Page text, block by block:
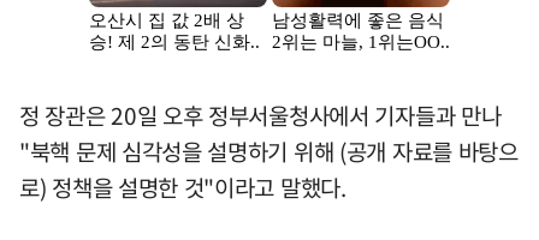
정 장관은 20일 오후 정부서울청사에서 기자들과 만나
"북핵 문제 심각성을 설명하기 위해 (공개 자료를 바탕으
로) 정책을 설명한 것"이라고 말했다.